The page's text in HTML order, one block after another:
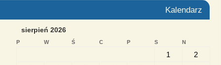
Kalendarz
sierpień 2026
P W Ś C P S N
1
2